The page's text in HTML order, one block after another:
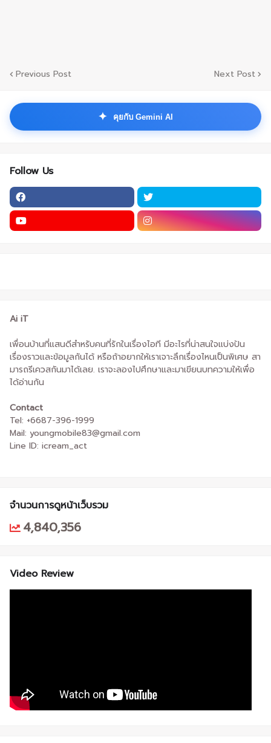
Previous Post Next Post
✦ คุยกับ Gemini AI
Follow Us
Ai iT
เพื่อนบ้านที่แสนดีสำหรับคนที่รักในเรื่องไอที มีอะไรที่น่าสนใจแบ่งปัน
เรื่องราวและข้อมูลกันได้ หรือถ้าอยากให้เราเจาะลึกเรื่องไหนเป็นพิเศษ สา
มารถรีเควสกันมาได้เลย. เราจะลองไปศึกษาและมาเขียนบทความให้เพื่อ
ได้อ่านกัน
Contact
Tel: +6687-396-1999
Mail: youngmobile83@gmail.com
Line ID: icream_act
จำนวนการดูหน้าเว็บรวม
4,840,356
Video Review